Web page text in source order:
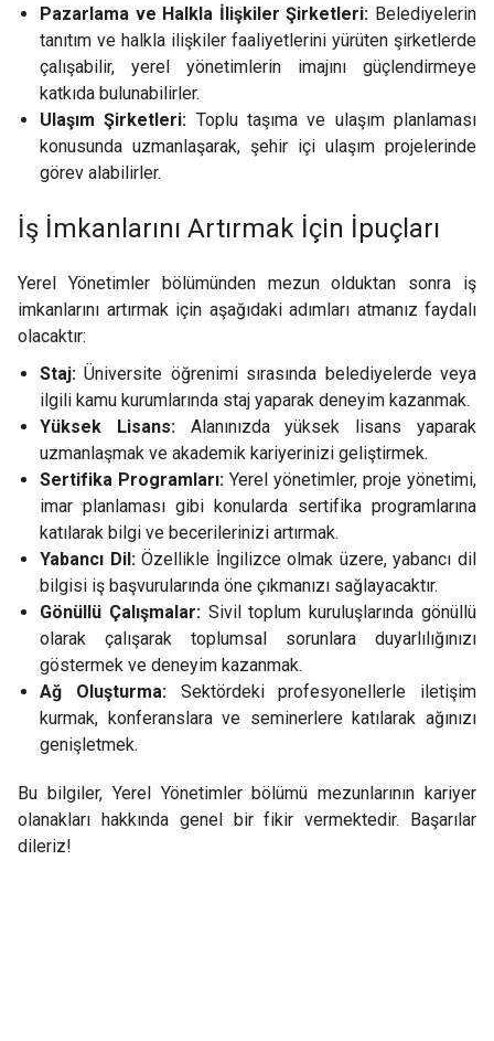
Pazarlama ve Halkla İlişkiler Şirketleri: Belediyelerin
tanıtım ve halkla ilişkiler faaliyetlerini yürüten şirketlerde
çalışabilir, yerel yönetimlerin imajını güçlendirmeye
katkıda bulunabilirler.
Ulaşım Şirketleri: Toplu taşıma ve ulaşım planlaması
konusunda uzmanlaşarak, şehir içi ulaşım projelerinde
görev alabilirler.
İş İmkanlarını Artırmak İçin İpuçları
Yerel Yönetimler bölümünden mezun olduktan sonra iş
imkanlarını artırmak için aşağıdaki adımları atmanız faydalı
olacaktır:
Staj: Üniversite öğrenimi sırasında belediyelerde veya
ilgili kamu kurumlarında staj yaparak deneyim kazanmak.
Yüksek Lisans:Alanınızda yüksek lisans yaparak
uzmanlaşmak ve akademik kariyerinizi geliştirmek.
Sertifika Programları: Yerel yönetimler, proje yönetimi,
imar planlaması gibi konularda sertifika programlarına
katılarak bilgi ve becerilerinizi artırmak.
Yabancı Dil:Özellikle İngilizce olmak üzere, yabancı dil
bilgisi iş başvurularında öne çıkmanızı sağlayacaktır.
Gönüllü Çalışmalar:Sivil toplum kuruluşlarında gönüllü
olarak çalışarak toplumsal sorunlara duyarlılığınızı
göstermek ve deneyim kazanmak.
Ağ Oluşturma:Sektördeki profesyonellerle iletişim
kurmak, konferanslara ve seminerlere katılarak ağınızı
genişletmek.
Bu bilgiler, Yerel Yönetimler bölümü mezunlarının kariyer
olanakları hakkında genel bir fikir vermektedir. Başarılar
dileriz!